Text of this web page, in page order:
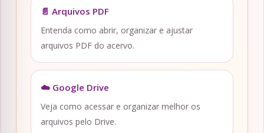
📄 Arquivos PDF
Entenda como abrir, organizar e ajustar
arquivos PDF do acervo.
☁️ Google Drive
Veja como acessar e organizar melhor os
arquivos pelo Drive.